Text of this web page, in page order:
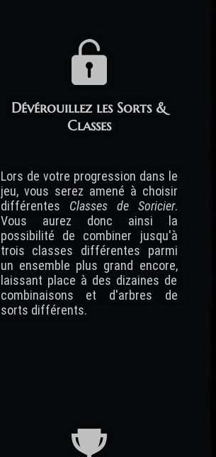
Dévérouillez les Sorts &
Classes
Lors de votre progression dans le
jeu, vous serez amené à choisir
différentes Classes de Soricier.
Vous aurez donc ainsi la
possibilité de combiner jusqu'à
trois classes différentes parmi
un ensemble plus grand encore,
laissant place à des dizaines de
combinaisons et d'arbres de
sorts différents.